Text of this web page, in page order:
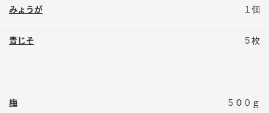
みょうが １個
青じそ ５枚
梅 ５００ｇ